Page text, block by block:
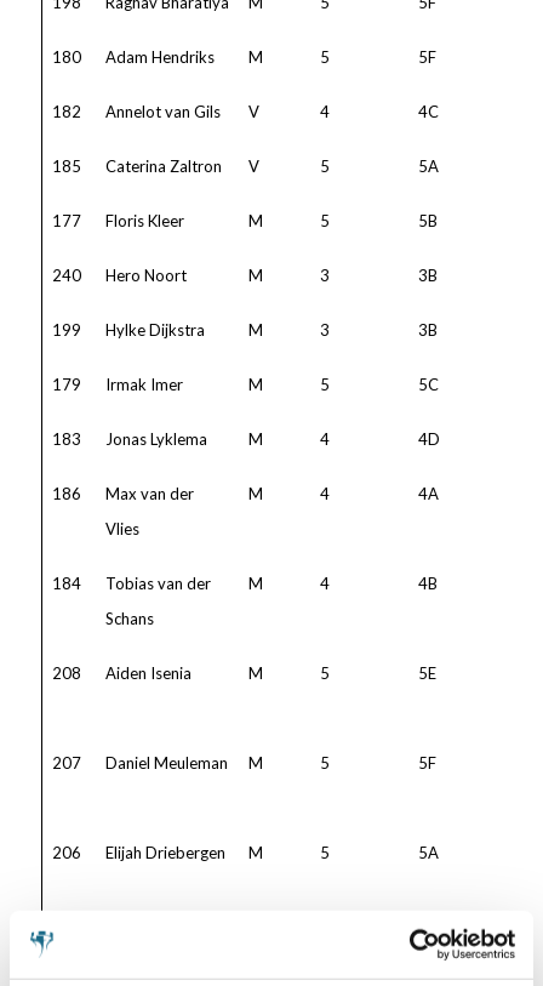
180 Adam Hendriks M 5 5F
182 Annelot van Gils V 4 4C
185 Caterina Zaltron V 5 5A
177 Floris Kleer M 5 5B
240 Hero Noort M 3 3B
199 Hylke Dijkstra M 3 3B
179 Irmak Imer M 5 5C
183 Jonas Lyklema M 4 4D
186
Max van der
Vlies
M 4 4A
184
Tobias van der
Schans
M 4 4B
208 Aiden Isenia M 5 5E
207 Daniel Meuleman M 5 5F
206 Elijah Driebergen M 5 5A
204 4C